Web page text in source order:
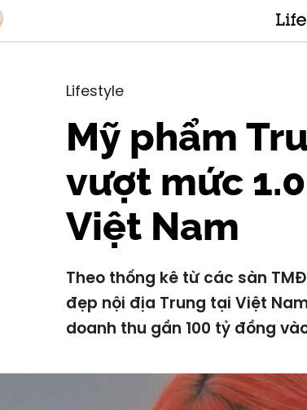
Lifestyle
Mỹ phẩm
vượt mức
Việt Nam
Theo thống kê từ các sàn
đẹp nội địa Trung tại Việt
doanh thu gần 100 tỷ đồng